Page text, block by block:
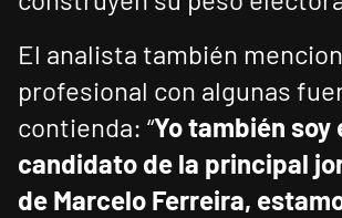
El analista también
profesional con algunas
contienda: “Yo también soy
candidato de la principal
de Marcelo Ferreira,